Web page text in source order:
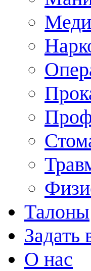
Талоны
Задать
О нас